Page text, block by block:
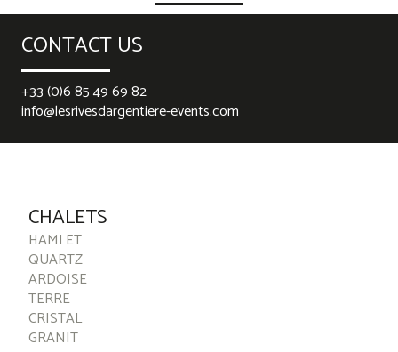
CONTACT US
+33 (0)6 85 49 69 82
info@lesrivesdargentiere-events.com
CHALETS
HAMLET
QUARTZ
ARDOISE
TERRE
CRISTAL
GRANIT